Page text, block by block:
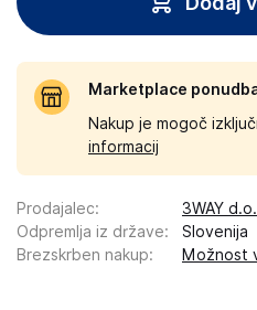
Marketplace
Nakup je mogoč
informacij
Prodajalec:
3WAY
Odpremlja iz države:
Slovenija
Brezskrben nakup: Možnost